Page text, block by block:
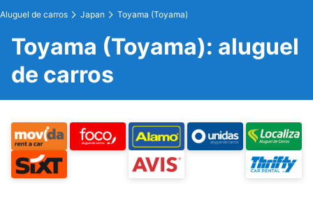
Aluguel de carros Japan Toyama (Toyama)
Toyama (Toyama): aluguel
de carros